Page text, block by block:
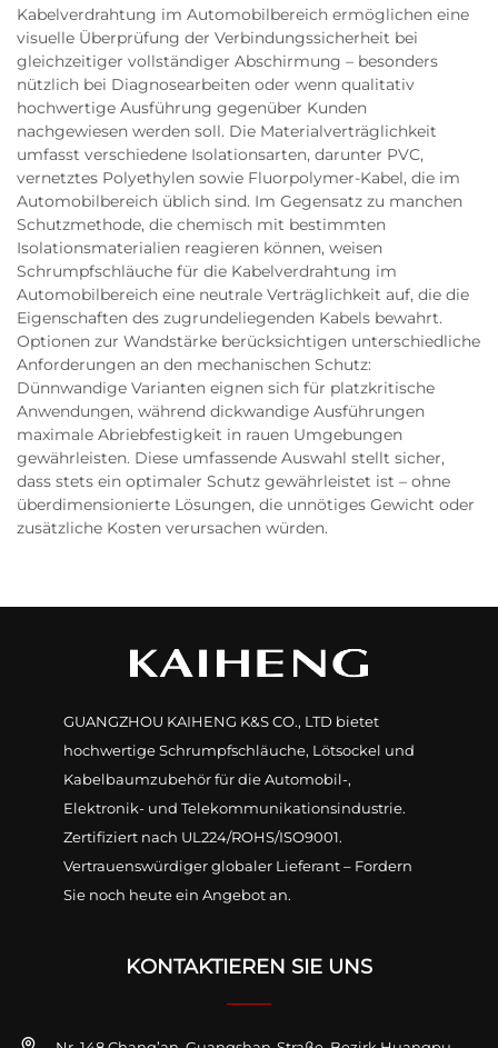
Kabelverdrahtung im Automobilbereich ermöglichen eine
visuelle Überprüfung der Verbindungssicherheit bei
gleichzeitiger vollständiger Abschirmung – besonders
nützlich bei Diagnosearbeiten oder wenn qualitativ
hochwertige Ausführung gegenüber Kunden
nachgewiesen werden soll. Die Materialverträglichkeit
umfasst verschiedene Isolationsarten, darunter PVC,
vernetztes Polyethylen sowie Fluorpolymer-Kabel, die im
Automobilbereich üblich sind. Im Gegensatz zu manchen
Schutzmethode, die chemisch mit bestimmten
Isolationsmaterialien reagieren können, weisen
Schrumpfschläuche für die Kabelverdrahtung im
Automobilbereich eine neutrale Verträglichkeit auf, die die
Eigenschaften des zugrundeliegenden Kabels bewahrt.
Optionen zur Wandstärke berücksichtigen unterschiedliche
Anforderungen an den mechanischen Schutz:
Dünnwandige Varianten eignen sich für platzkritische
Anwendungen, während dickwandige Ausführungen
maximale Abriebfestigkeit in rauen Umgebungen
gewährleisten. Diese umfassende Auswahl stellt sicher,
dass stets ein optimaler Schutz gewährleistet ist – ohne
überdimensionierte Lösungen, die unnötiges Gewicht oder
zusätzliche Kosten verursachen würden.
GUANGZHOU KAIHENG K&S CO., LTD bietet
hochwertige Schrumpfschläuche, Lötsockel und
Kabelbaumzubehör für die Automobil-,
Elektronik- und Telekommunikationsindustrie.
Zertifiziert nach UL224/ROHS/ISO9001.
Vertrauenswürdiger globaler Lieferant – Fordern
Sie noch heute ein Angebot an.
KONTAKTIEREN SIE UNS